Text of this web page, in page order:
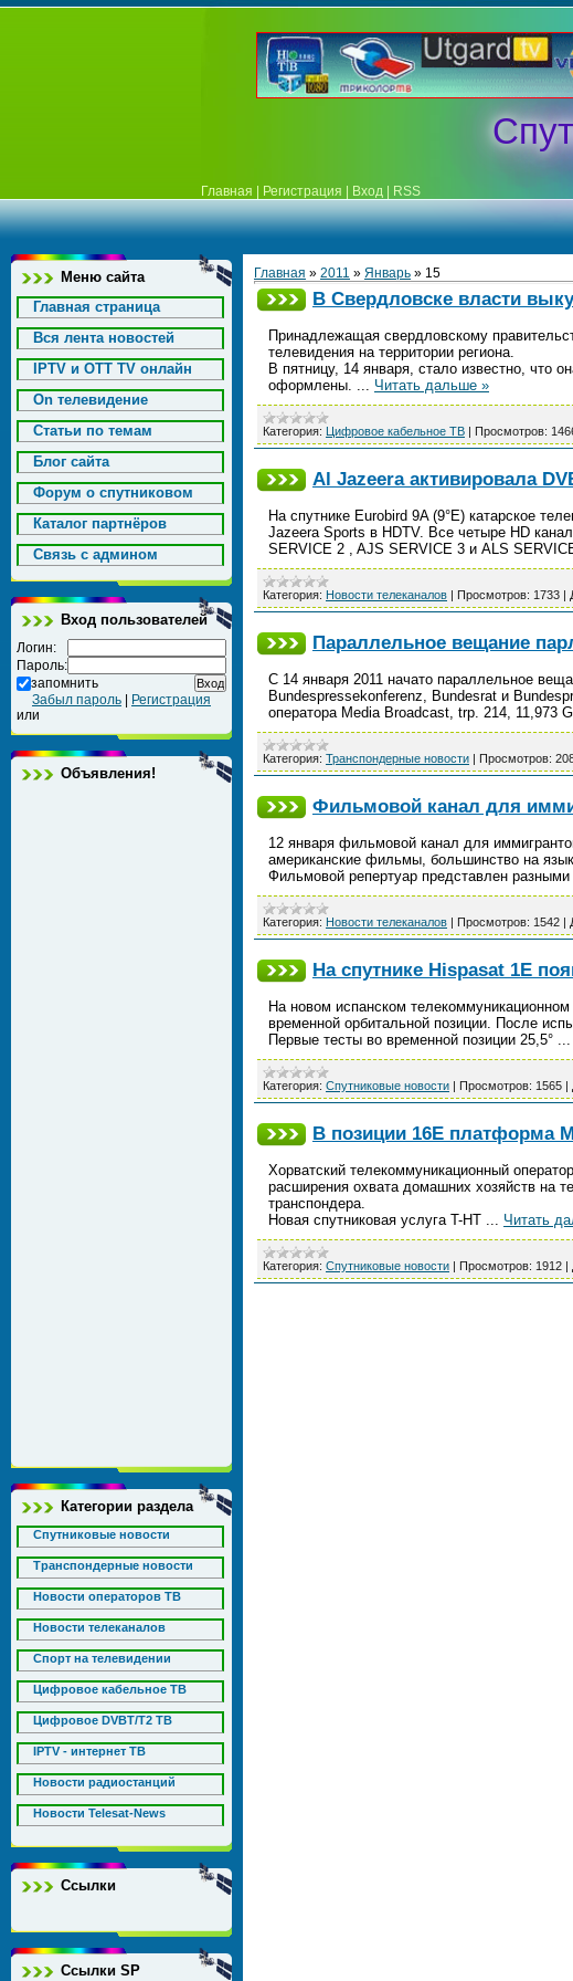
Главная Регистрация Вход RSS
Меню сайта
Главная страница
Вся лента новостей
IPTV и OTT TV онлайн
On телевидение
Статьи по темам
Блог сайта
Форум о спутниковом
Каталог партнёров
Cвязь с админом
Вход пользователей
Логин:
Пароль:
запомнить
Забыл пароль
Регистрация
или
Объявления!
Категории раздела
Спутниковые новости
Транспондерные новости
Новости операторов ТВ
Новости телеканалов
Спорт на телевидении
Цифровое кабельное ТВ
Цифровое DVBT/T2 ТВ
IPTV - интернет ТВ
Новости радиостанций
Новости Telesat-News
Ссылки
Ссылки SP
Главная » 2011 » Январь » 15
В Свердловске власти
Принадлежащая свердловскому
телевидения на территории региона.
В пятницу, 14 января, стало известно,
оформлены. ... Читать дальше »
Категория: Цифровое кабельное ТВ | Просмотров:
Al Jazeera активировала
На спутнике Eurobird 9A (9°E) катарское
Jazeera Sports в HDTV. Все четыре HD
SERVICE 2 , AJS SERVICE 3 и ALS
Категория: Новости телеканалов | Просмотров: 1733 |
Параллельное вещание
C 14 января 2011 начато параллельное
Bundespressekonferenz, Bundesrat и
оператора Media Broadcast, trp. 214, 11,973
Категория: Транспондерные новости | Просмотров:
Фильмовой канал для
12 января фильмовой канал для
американские фильмы, большинство на
Фильмовой репертуар представлен
Категория: Новости телеканалов | Просмотров: 1542 |
На спутнике Hispasat 1E
На новом испанском
временной орбитальной позиции. После
Первые тесты во временной позиции 25,5° ...
Категория: Спутниковые новости | Просмотров: 1565 |
В позиции 16Е платформа
Хорватский телекоммуникационный
расширения охвата домашних хозяйств на
транспондера.
Новая спутниковая услуга T-HT ... Читать
Категория: Спутниковые новости | Просмотров: 1912 |